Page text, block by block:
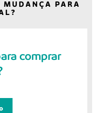
PARA
comprar